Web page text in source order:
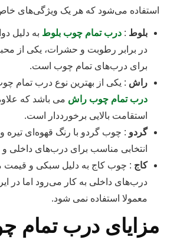
استفاده می‌شود که هر یک ویژگی‌های خاص
بلوط : درب تمام چوب بلوط به دلیل
در برابر رطوبت و حشرات، یکی از
برای درب‌های تمام چوب است.
راش : یکی از بهترین نوع درب تمام
درب تمام چوب راش می باشد که علاوه
استقامت بالایی برخورددار است.
گردو : چوب گردو با رنگ قهوه‌ای تیره
انتخابی مناسب برای درب‌های داخلی
کاج : چوب کاج به دلیل سبکی و قیمت
درب‌های داخلی به کار می‌رود اما در
معمولا استفاده نمی شود.
مزایای درب تمام